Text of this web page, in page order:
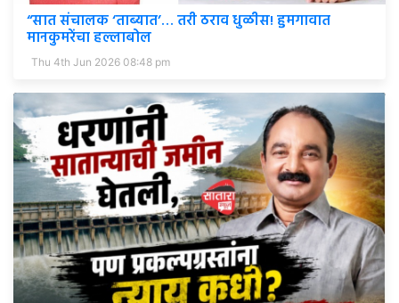
“सात संचालक ‘ताब्यात’… तरी ठराव धुळीस! हुमगावात
मानकुमरेंचा हल्लाबोल
Thu 4th Jun 2026 08:48 pm